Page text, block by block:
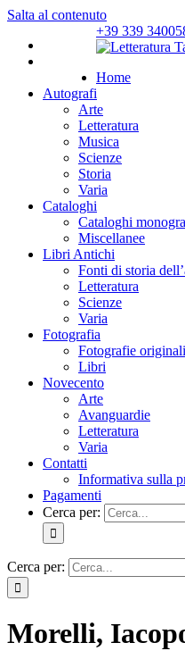
Salta al contenuto
+39 339
Home
Autografi
Arte
Letteratura
Musica
Scienze
Storia
Varia
Cataloghi
Cataloghi
Miscellanee
Libri Antichi
Fonti di storia
Letteratura
Scienze
Varia
Fotografia
Fotografie originali
Libri
Novecento
Arte
Avanguardie
Letteratura
Varia
Contatti
Informativa sulla
Pagamenti
Cerca per:
Cerca per:
Morelli,